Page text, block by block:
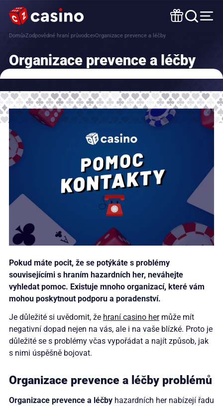
Domů Zodpovědné hraní průvodce Organizace prevence a léčby
Organizace prevence a léčby
Pokud máte pocit, že se potýkáte s problémy
souvisejícími s hraním hazardních her, neváhejte
vyhledat pomoc. Existuje mnoho organizací, které vám
mohou poskytnout podporu a poradenství.
Je důležité si uvědomit, že hraní casino hermůže mít
negativní dopad nejen na vás, ale i na vaše blízké. Proto je
důležité se s problémy včas vypořádat a najít způsob, jak
s nimi úspěšně bojovat.
Organizace prevence a léčby problémů
Organizace prevence a léčby hazardních her nabízejí řadu